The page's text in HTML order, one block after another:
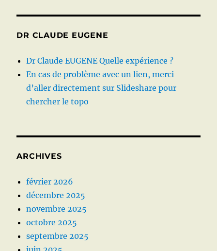
DR CLAUDE EUGENE
Dr Claude EUGENE Quelle expérience ?
En cas de problème avec un lien, merci
d’aller directement sur Slideshare pour
chercher le topo
ARCHIVES
février 2026
décembre 2025
novembre 2025
octobre 2025
septembre 2025